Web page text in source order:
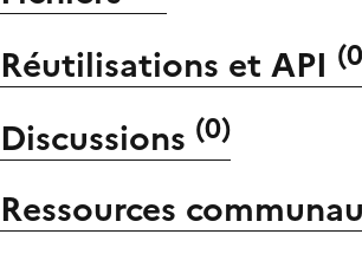
Réutilisations et API (0
Discussions (0)
Ressources